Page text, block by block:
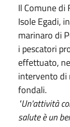
Il Comune di
Isole Egadi,
marinaro di
i pescatori
effettuato,
intervento di
fondali.
"Un'attività
salute è un